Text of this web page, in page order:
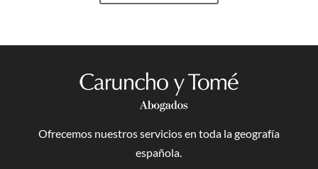
Ofrecemos nuestros servicios en toda la geografía
española.